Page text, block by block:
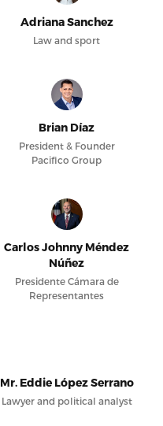
Adriana Sanchez
Law and sport
Brian Díaz
President & Founder
Pacifico Group
Carlos Johnny Méndez
Núñez
Presidente Cámara de
Representantes
Mr. Eddie López Serrano
Lawyer and political analyst